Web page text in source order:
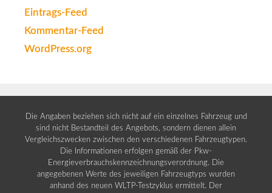
Eintrags-Feed
Kommentar-Feed
WordPress.org
Die Angaben beziehen sich nicht auf ein einzelnes Fahrzeug und
sind nicht Bestandteil des Angebots, sondern dienen allein
Vergleichszwecken zwischen den verschiedenen Fahrzeugtypen.
Die Informationen erfolgen gemäß der Pkw-
Energieverbrauchskennzeichnungsverordnung. Die
angegebenen Werte des jeweiligen Fahrzeugtyps wurden
anhand des neuen WLTP-Testzyklus ermittelt. Der